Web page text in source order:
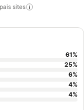
sites
61%
25%
6%
4%
4%